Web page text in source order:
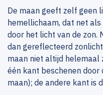
De maan geeft zelf geen
hemellichaam, dat net
door het licht van de zon.
dan gereflecteerd
maan niet altijd helemaal
één kant beschenen door
maan); de andere kant is